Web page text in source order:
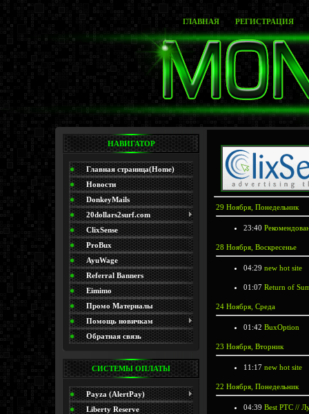
ГЛАВНАЯ РЕГИСТРАЦИЯ
НАВИГАТОР
Главная страница(Home)
Новости
DonkeyMails
20dollars2surf.com
ClixSense
ProBux
AyuWage
Referral Banners
Eimimo
Промо Материалы
(Promo)Помощь новичкам
Обратная связь
СИСТЕМЫ ОПЛАТЫ
Payza (AlertPay)
Liberty Reserve
29 Ноября, Понедельник
23:40
28 Ноября, Воскресенье
04:29 new hot site
01:07 Return of
24 Ноября, Среда
01:42 BuxOption
23 Ноября, Вторник
11:17 new hot site
22 Ноября, Понедельник
04:39 Best PTC //